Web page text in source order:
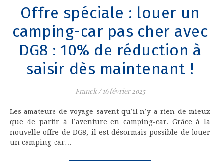
Offre spéciale : louer un
camping-car pas cher avec
DG8 : 10% de réduction à
saisir dès maintenant !
Franck/ 16 février 2025
Les amateurs de voyage savent qu’il n’y a rien de mieux
que de partir à l’aventure en camping-car. Grâce à la
nouvelle offre de DG8, il est désormais possible de louer
un camping-car…